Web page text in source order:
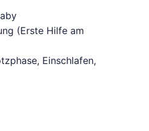
(Erste Hilfe am
Einschlafen,